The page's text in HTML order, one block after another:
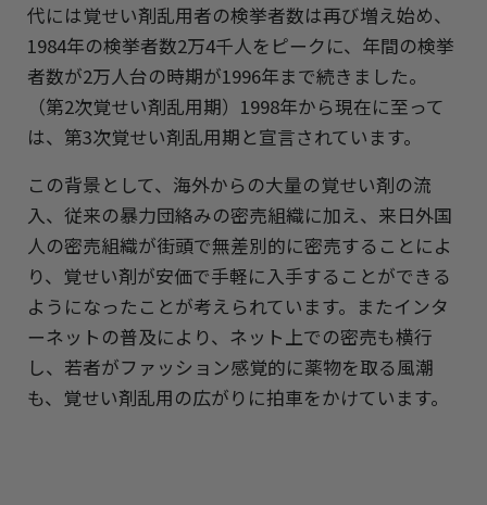
代には覚せい剤乱用者の検挙者数は再び増え始め、
1984年の検挙者数2万4千人をピークに、年間の検挙
者数が2万人台の時期が1996年まで続きました。
（第2次覚せい剤乱用期）1998年から現在に至って
は、第3次覚せい剤乱用期と宣言されています。
この背景として、海外からの大量の覚せい剤の流
入、従来の暴力団絡みの密売組織に加え、来日外国
人の密売組織が街頭で無差別的に密売することによ
り、覚せい剤が安価で手軽に入手することができる
ようになったことが考えられています。またインタ
ーネットの普及により、ネット上での密売も横行
し、若者がファッション感覚的に薬物を取る風潮
も、覚せい剤乱用の広がりに拍車をかけています。